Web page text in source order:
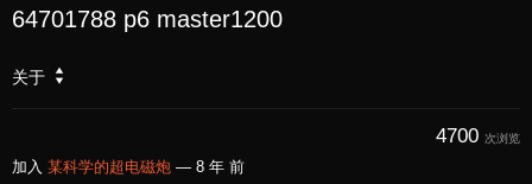
64701788 p6 master1200
关于
4700 次浏览
加入 某科学的超电磁炮 — 8 年 前